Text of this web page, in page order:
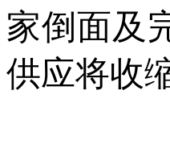
家倒面及
供应将收